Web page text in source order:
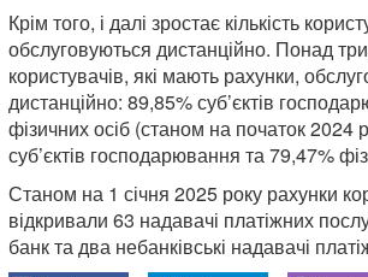
Крім того, і далі зростає кількість
обслуговуються дистанційно. Понад три
користувачів, які мають рахунки,
дистанційно: 89,85% суб’єктів
фізичних осіб (станом на початок 2024
суб’єктів господарювання та 79,47%
Станом на 1 січня 2025 року рахунки
відкривали 63 надавачі платіжних
банк та два небанківські надавачі